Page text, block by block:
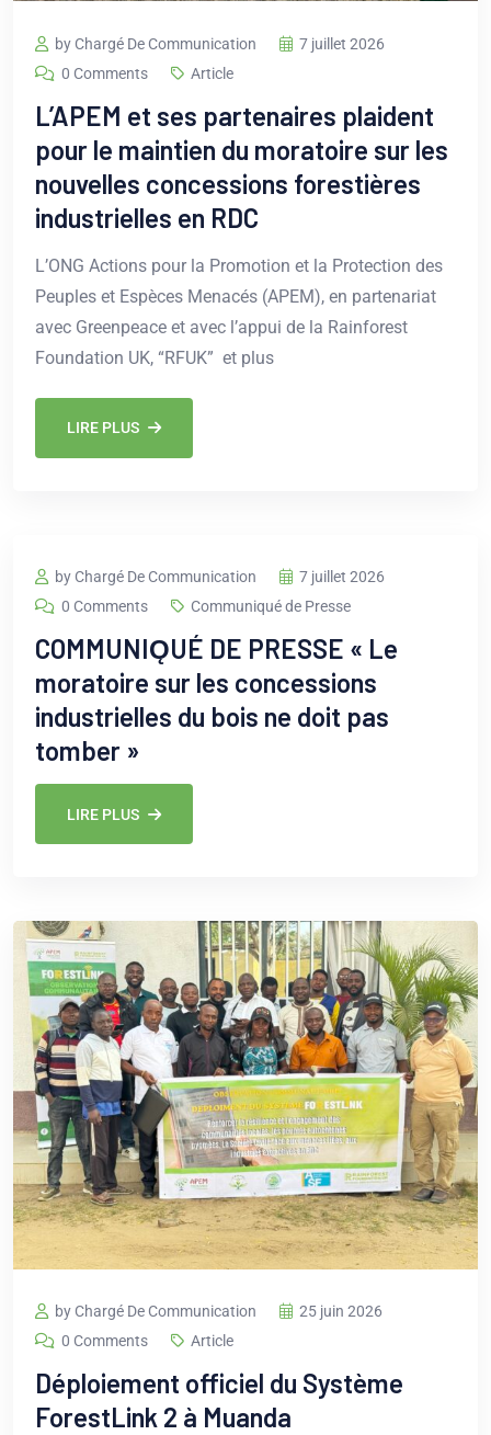
by Chargé De Communication
7 juillet 2026
0 Comments
Article
L’APEM et ses partenaires plaident
pour le maintien du moratoire sur les
nouvelles concessions forestières
industrielles en RDC
L’ONG Actions pour la Promotion et la Protection des
Peuples et Espèces Menacés (APEM), en partenariat
avec Greenpeace et avec l’appui de la Rainforest
Foundation UK, “RFUK” et plus
LIRE PLUS
by Chargé De Communication
7 juillet 2026
0 Comments
Communiqué de Presse
COMMUNIǪUÉ DE PRESSE « Le
moratoire sur les concessions
industrielles du bois ne doit pas
tomber »
LIRE PLUS
by Chargé De Communication
25 juin 2026
0 Comments
Article
Déploiement officiel du Système
ForestLink 2 à Muanda